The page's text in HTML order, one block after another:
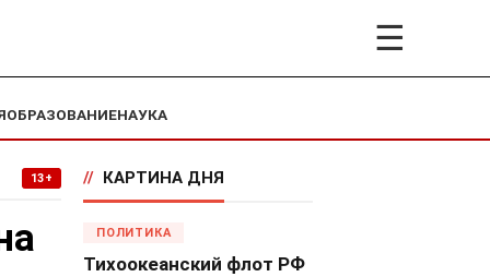
☰
ОБРАЗОВАНИЕНАУКА
13+ // КАРТИНА ДНЯ
ПОЛИТИКА
Тихоокеанский флот РФ